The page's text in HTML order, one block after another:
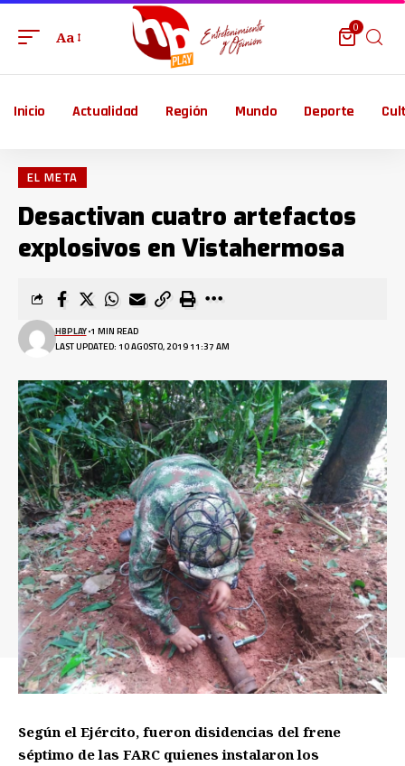
Aa
0
Inicio Actualidad Región Mundo Deporte
EL META
Desactivan cuatro artefactos
explosivos en Vistahermosa
LAST UPDATED: 10 AGOSTO, 2019 11:37 AM
HBPLAY 1 MIN READ
Según el Ejército, fueron disidencias del frene
séptimo de las FARC quienes instalaron los